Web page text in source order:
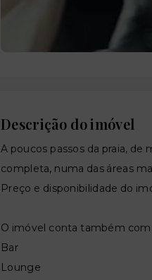
Descrição do imóvel
A poucos passos da praia,
completa, numa das áreas
Preço e disponibilidade do
O imóvel conta também com:
Bar
Lounge